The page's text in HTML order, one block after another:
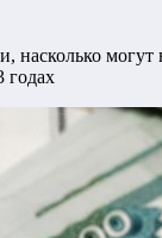
насколько могут